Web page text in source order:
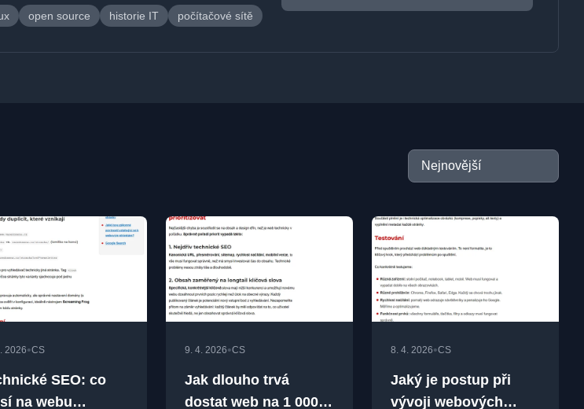
open source historie IT počítačové sítě
2026•CS
SEO: co
na webu
9. 4. 2026•CS
Jak dlouho trvá
dostat web na 1 000
8. 4. 2026•CS
Jaký je postup při
vývoji webových